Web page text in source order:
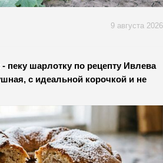
9 августа 2026
пеку шарлотку по рецепту Ивлева
с идеальной корочкой и не